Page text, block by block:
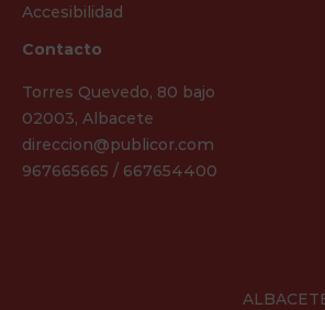
Accesibilidad
Contacto
Torres Quevedo, 80 bajo
02003, Albacete
direccion@publicor.com
967665665 / 667654400